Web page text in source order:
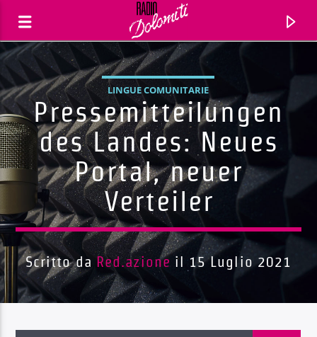
Traccia corrente
Titolo
Artista
LINGUE COMUNITARIE
Pressemitteilungen
des Landes: Neues
Portal, neuer
Verteiler
Scritto da Red.azione il 15 Luglio 2021